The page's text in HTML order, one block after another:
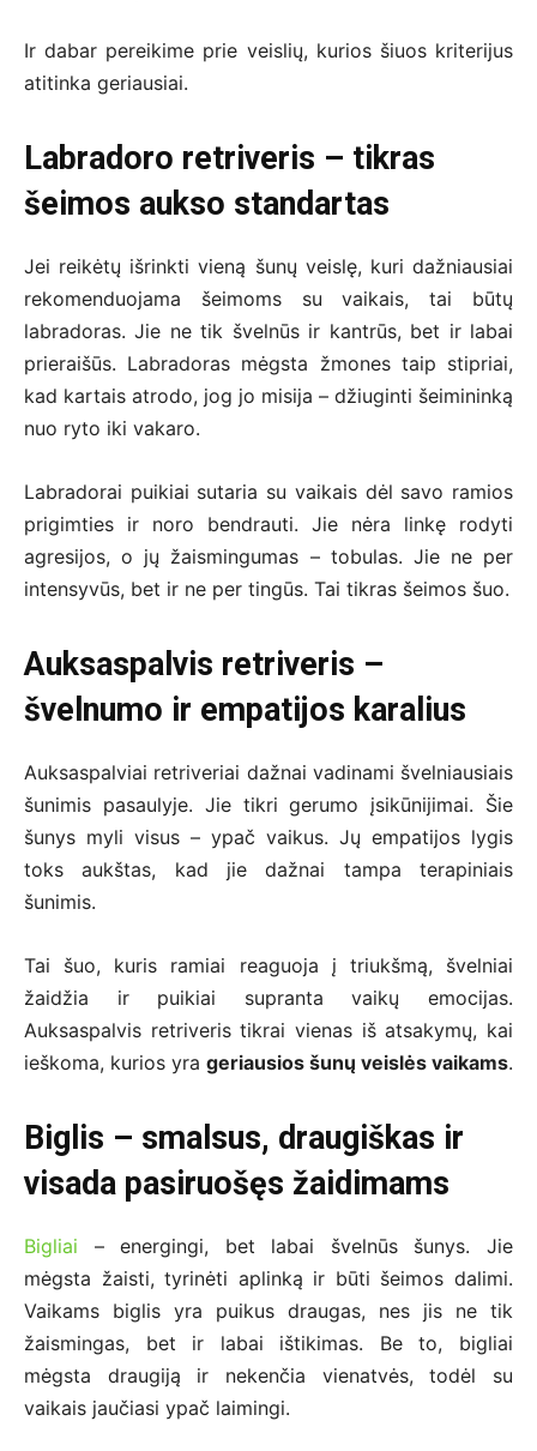
Ir dabar pereikime prie veislių, kurios šiuos kriterijus
atitinka geriausiai.
Labradoro retriveris – tikras
šeimos aukso standartas
Jei reikėtų išrinkti vieną šunų veislę, kuri dažniausiai
rekomenduojama šeimoms su vaikais, tai būtų
labradoras. Jie ne tik švelnūs ir kantrūs, bet ir labai
prieraišūs. Labradoras mėgsta žmones taip stipriai,
kad kartais atrodo, jog jo misija – džiuginti šeimininką
nuo ryto iki vakaro.
Labradorai puikiai sutaria su vaikais dėl savo ramios
prigimties ir noro bendrauti. Jie nėra linkę rodyti
agresijos, o jų žaismingumas – tobulas. Jie ne per
intensyvūs, bet ir ne per tingūs. Tai tikras šeimos šuo.
Auksaspalvis retriveris –
švelnumo ir empatijos karalius
Auksaspalviai retriveriai dažnai vadinami švelniausiais
šunimis pasaulyje. Jie tikri gerumo įsikūnijimai. Šie
šunys myli visus – ypač vaikus. Jų empatijos lygis
toks aukštas, kad jie dažnai tampa terapiniais
šunimis.
Tai šuo, kuris ramiai reaguoja į triukšmą, švelniai
žaidžia ir puikiai supranta vaikų emocijas.
Auksaspalvis retriveris tikrai vienas iš atsakymų, kai
ieškoma, kurios yra geriausios šunų veislės vaikams.
Biglis – smalsus, draugiškas ir
visada pasiruošęs žaidimams
Bigliai – energingi, bet labai švelnūs šunys. Jie
mėgsta žaisti, tyrinėti aplinką ir būti šeimos dalimi.
Vaikams biglis yra puikus draugas, nes jis ne tik
žaismingas, bet ir labai ištikimas. Be to, bigliai
mėgsta draugiją ir nekenčia vienatvės, todėl su
vaikais jaučiasi ypač laimingi.